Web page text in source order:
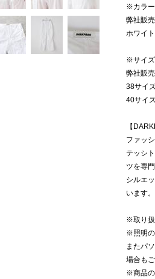
※カラ
弊社販
ホワイ
※サイ
弊社販
38サイ
40サイ
【
ファッ
テッシ
ツを専
シルエ
います。
※取り扱
※照明の
またパ
場合もご
※商品の